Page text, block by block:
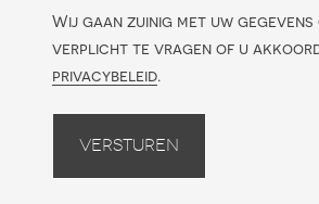
Wij gaan zuinig met uw gegevens
verplicht te vragen of u
privacybeleid.
Versturen